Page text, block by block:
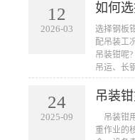
12
2026-03
如何选
选择钢板
配吊装工
吊装钳
吊运、长
24
2025-09
吊装
吊装钳
重作业的